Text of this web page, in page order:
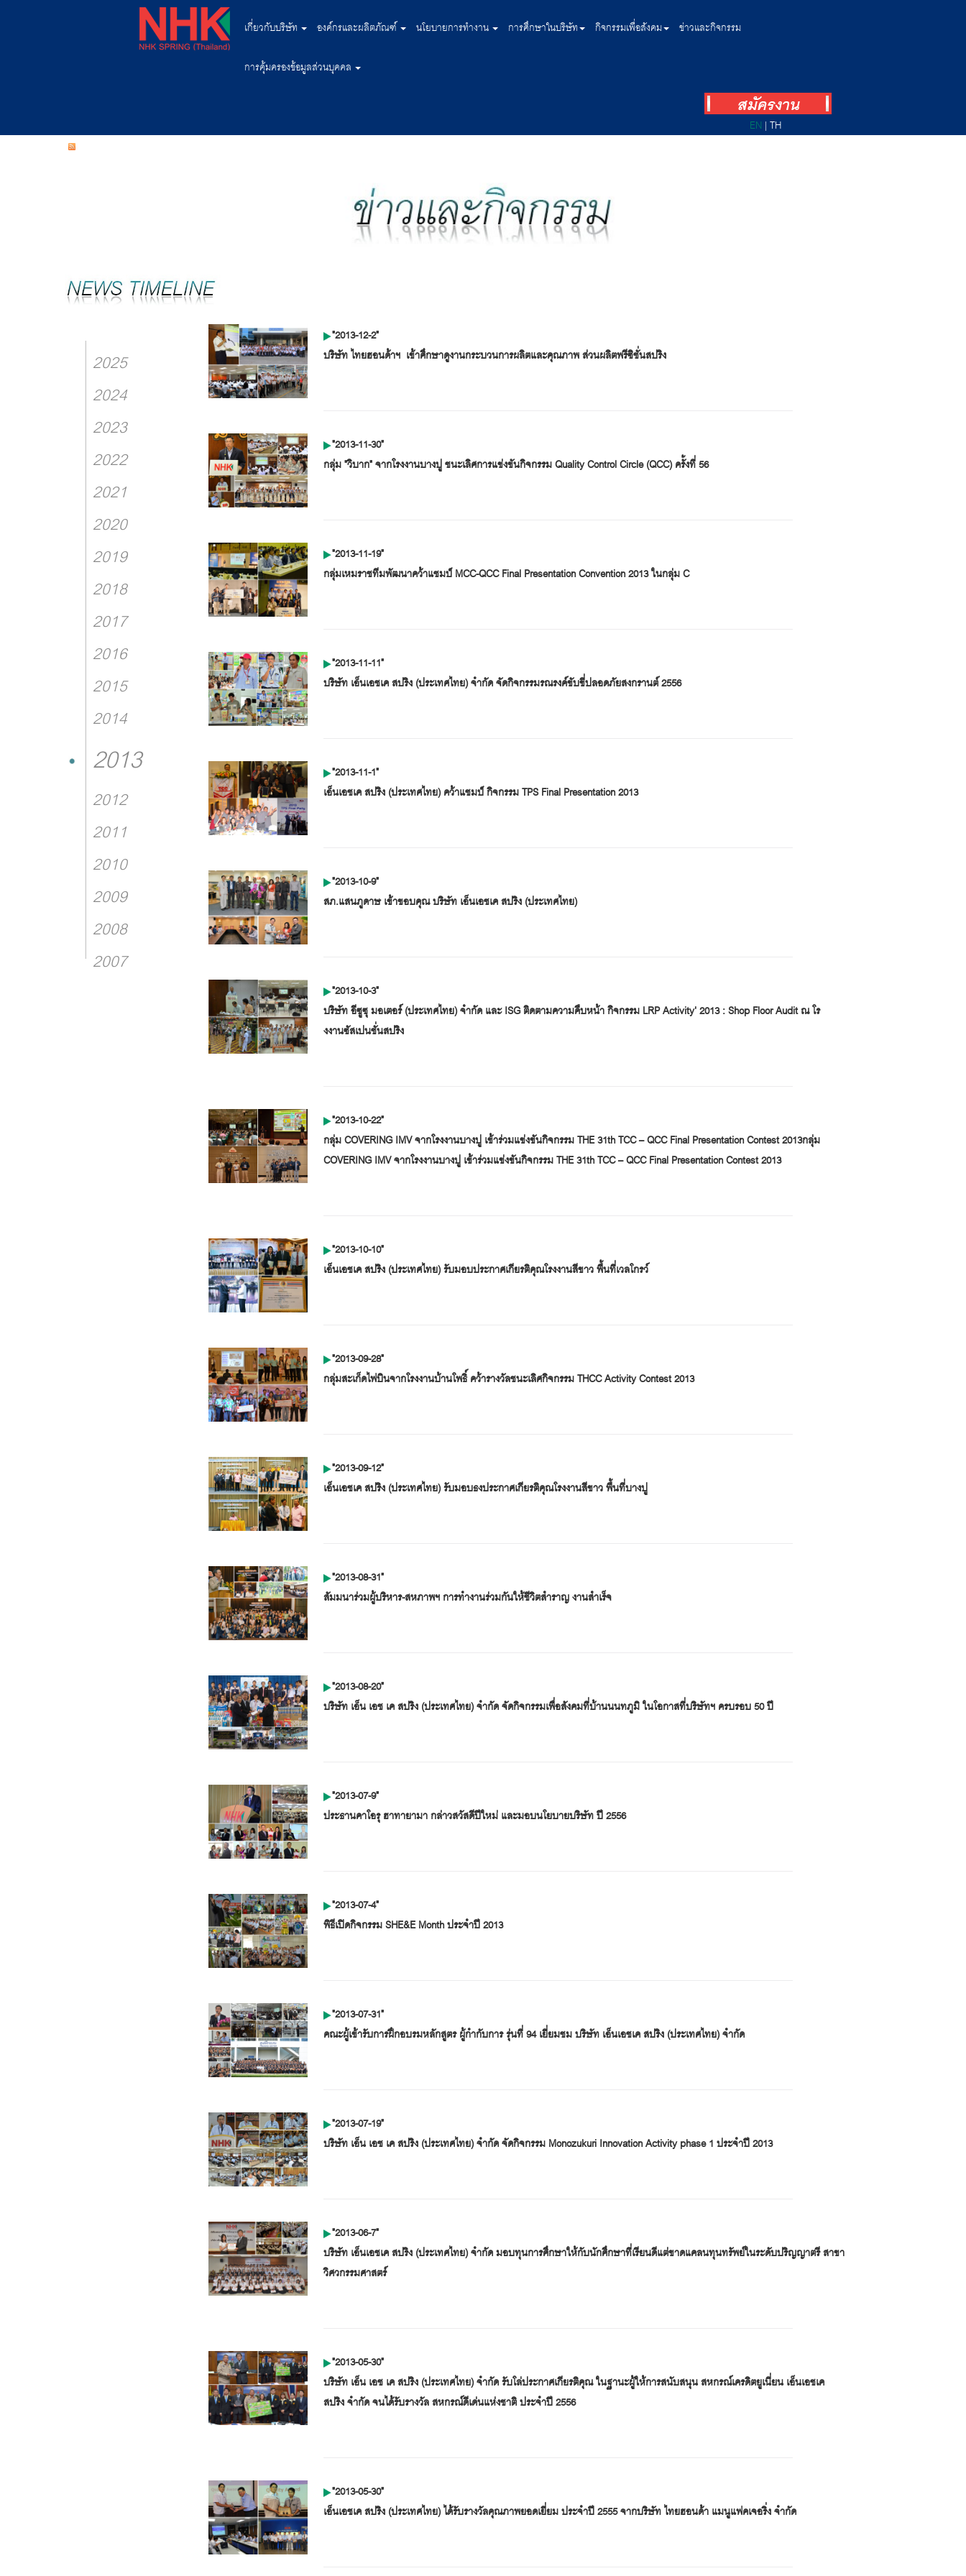
เกี่ยวกับบริษัท องค์กรและผลิตภัณฑ์ นโยบายการทำงาน การศึกษาในบริษัท กิจกรรมเพื่อสังคม ข่าวและกิจกรรม
การคุ้มครองข้อมูลส่วนบุคคล
EN | TH
2025
2024
2023
2022
2021
2020
2019
2018
2017
2016
2015
2014
2013
2012
2011
2010
2009
2008
2007
"2013-12-2"
บริษัท ไทยฮอนด้าฯ เข้าศึกษาดูงานกระบวนการผลิตและคุณภาพ ส่วนผลิตพรีซิชั่นสปริง
"2013-11-30"
กลุ่ม "วิบาก" จากโรงงานบางปู ชนะเลิศการแข่งขันกิจกรรม Quality Control Circle (QCC) ครั้งที่ 56
"2013-11-19"
กลุ่มเหมราชทีมพัฒนาคว้าแชมป์MCC-QCC Final Presentation Convention 2013 ในกลุ่ม C
"2013-11-11"
บริษัท เอ็นเอชเค สปริง (ประเทศไทย) จำกัด จัดกิจกรรมรณรงค์ขับขี่ปลอดภัยสงกรานต์ 2556
"2013-11-1"
เอ็นเอชเค สปริง (ประเทศไทย) คว้าแชมป์ กิจกรรม TPS Final Presentation 2013
"2013-10-9"
สภ.แสนภูดาษ เข้าขอบคุณ บริษัท เอ็นเอชเค สปริง (ประเทศไทย)
"2013-10-3"
บริษัท อีซูซุ มอเตอร์ (ประเทศไทย) จำกัด และ ISG ติดตามความคืบหน้า กิจกรรม LRP Activity' 2013 : Shop Floor Audit ณ โร
งงานซัสเปนชั่นสปริง
"2013-10-22"
กลุ่ม COVERING IMV จากโรงงานบางปู เข้าร่วมแข่งขันกิจกรรม THE 31th TCC – QCC Final Presentation Contest 2013กลุ่ม
COVERING IMV จากโรงงานบางปู เข้าร่วมแข่งขันกิจกรรม THE 31th TCC – QCC Final Presentation Contest 2013
"2013-10-10"
เอ็นเอชเค สปริง (ประเทศไทย) รับมอบประกาศเกียรติคุณโรงงานสีขาว พื้นที่เวลโกรว์
"2013-09-28"
กลุ่มสะเก็ดไฟบินจากโรงงานบ้านโพธิ์ คว้ารางวัลชนะเลิศกิจกรรม THCC Activity Contest 2013
"2013-09-12"
เอ็นเอชเค สปริง (ประเทศไทย) รับมอบธงประกาศเกียรติคุณโรงงานสีขาว พื้นที่บางปู
"2013-08-31"
สัมมนาร่วมผู้บริหาร-สหภาพฯ การทำงานร่วมกันให้ชีวิตสำราญ งานสำเร็จ
"2013-08-20"
บริษัท เอ็น เอช เค สปริง (ประเทศไทย) จำกัด จัดกิจกรรมเพื่อสังคมที่บ้านนนทภูมิ ในโอกาสที่บริษัทฯ ครบรอบ 50 ปี
"2013-07-9"
ประธานคาโอรุ ฮาทายามา กล่าวสวัสดีปีใหม่ และมอบนโยบายบริษัท ปี 2556
"2013-07-4"
พิธีเปิดกิจกรรม SHE&E Month ประจำปี 2013
"2013-07-31"
คณะผู้เข้ารับการฝึกอบรมหลักสูตร ผู้กำกับการ รุ่นที่ 94 เยี่ยมชม บริษัท เอ็นเอชเค สปริง (ประเทศไทย) จำกัด
"2013-07-19"
บริษัท เอ็น เอช เค สปริง (ประเทศไทย) จำกัด จัดกิจกรรม Monozukuri Innovation Activity phase 1 ประจำปี 2013
"2013-06-7"
บริษัท เอ็นเอชเค สปริง (ประเทศไทย) จำกัด มอบทุนการศึกษาให้กับนักศึกษาที่เรียนดีแต่ขาดแคลนทุนทรัพย์ในระดับปริญญาตรี สาขา
วิศวกรรมศาสตร์
"2013-05-30"
บริษัท เอ็น เอช เค สปริง (ประเทศไทย) จำกัด รับโล่ประกาศเกียรติคุณ ในฐานะผู้ให้การสนับสนุน สหกรณ์เครดิตยูเนี่ยน เอ็นเอชเค
สปริง จำกัด จนได้รับรางวัล สหกรณ์ดีเด่นแห่งชาติ ประจำปี 2556
"2013-05-30"
เอ็นเอชเค สปริง (ประเทศไทย) ได้รับรางวัลคุณภาพยอดเยี่ยม ประจำปี 2555 จากบริษัท ไทยฮอนด้า แมนูแฟคเจอริ่ง จำกัด